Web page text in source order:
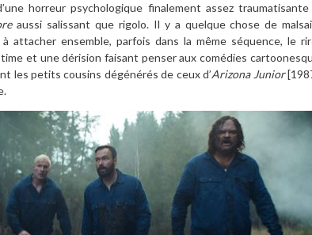
horreur psychologique finalement assez
aussi salissant que rigolo. Il y a quelque chose de
attacher ensemble, parfois dans la même séquence, le
et une dérision faisant penser aux comédies
les petits cousins dégénérés de ceux d’Arizona Junior